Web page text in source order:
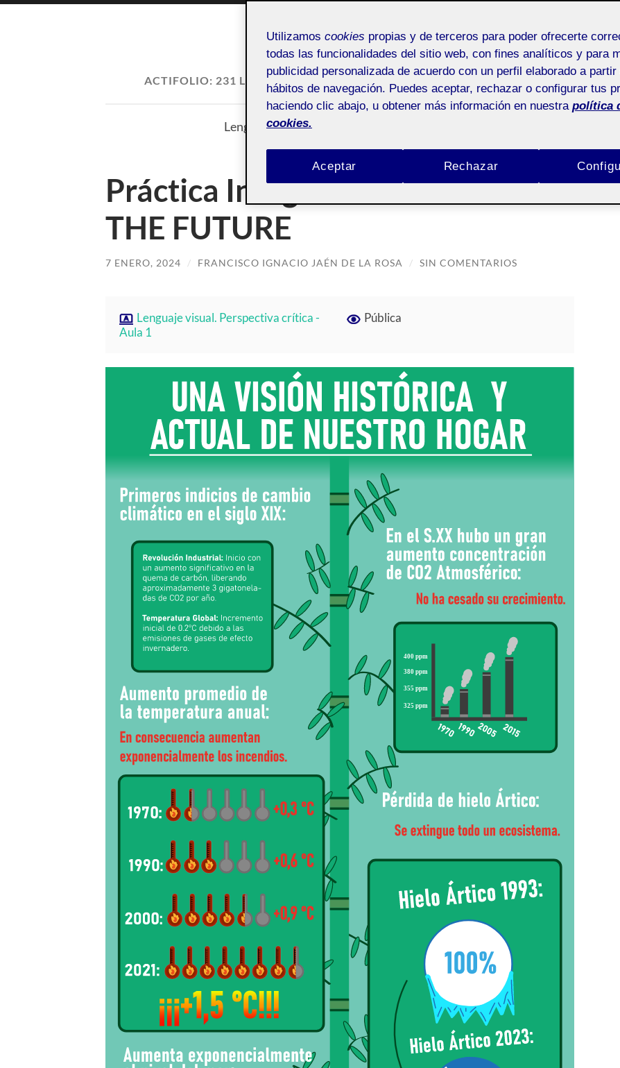
ACTIFOLIO: 231 LENGUAJE VISUAL. PERSPECTIVA CRÍTICA - AULA 1
231_20_645_01
Lenguaje visual. Perspectiva crítica – Aula 1
Práctica Infografía- ECHOES OF
THE FUTURE
7 ENERO, 2024 / FRANCISCO IGNACIO JAÉN DE LA ROSA / SIN COMENTARIOS
Lenguaje visual. Perspectiva crítica -
Aula 1
Pública
Utilizamos cookies propias y de terceros para poder ofrecerte
todas las funcionalidades del sitio web, con fines analíticos y para
publicidad personalizada de acuerdo con un perfil elaborado a partir
hábitos de navegación. Puedes aceptar, rechazar o configurar tus
haciendo clic abajo, u obtener más información en nuestra política
cookies.
Rechazar
Aceptar